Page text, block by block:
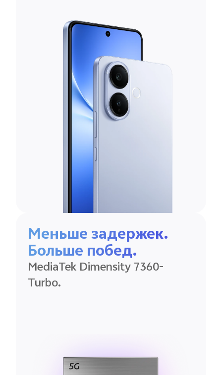
Меньше задержек.
Больше побед.
MediaTekDimensity7360-
Turbo.